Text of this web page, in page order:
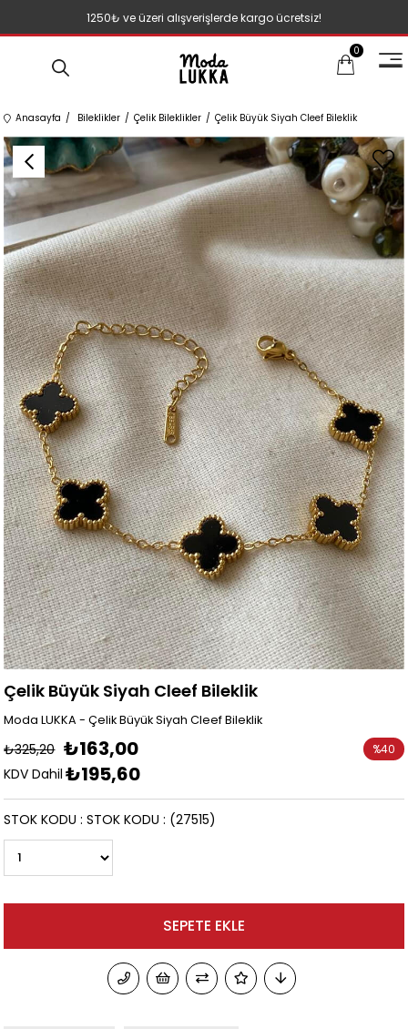
1250₺ ve üzeri alışverişlerde kargo ücretsiz!
0
Anasayfa Bileklikler Çelik Bileklikler Çelik Büyük Siyah Cleef Bileklik
Çelik Büyük Siyah Cleef Bileklik
Moda LUKKA - Çelik Büyük Siyah Cleef Bileklik
₺325,20 ₺163,00
KDV Dahil ₺195,60
%40
(27515)
STOK KODU STOK KODU